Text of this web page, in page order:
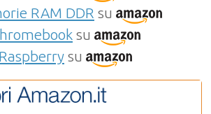
RAM DDR su
su
su